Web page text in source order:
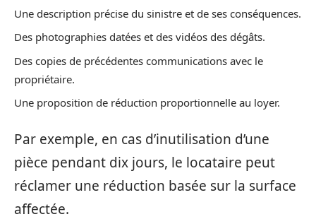
Une description précise du sinistre et de ses conséquences.
Des photographies datées et des vidéos des dégâts.
Des copies de précédentes communications avec le
propriétaire.
Une proposition de réduction proportionnelle au loyer.
Par exemple, en cas d’inutilisation d’une
pièce pendant dix jours, le locataire peut
réclamer une réduction basée sur la surface
affectée.